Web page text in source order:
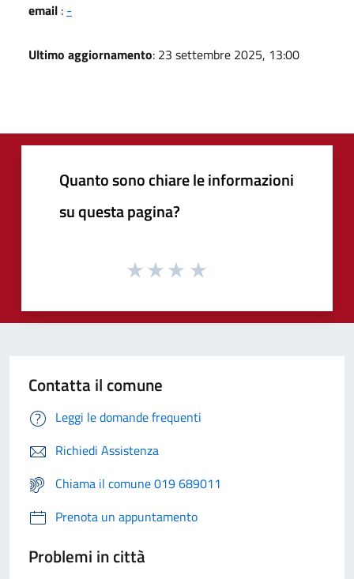
email : -
Ultimo aggiornamento: 23 settembre 2025, 13:00
Quanto sono chiare le informazioni
su questa pagina?
Contatta il comune
Leggi le domande frequenti
Richiedi Assistenza
Chiama il comune 019 689011
Prenota un appuntamento
Problemi in città